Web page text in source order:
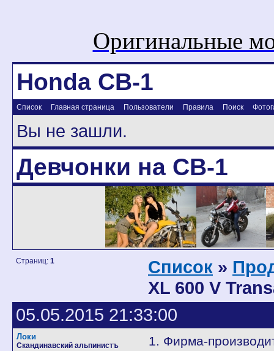
Оригинальные
Honda CB-1
Список Главная страница Пользователи Правила Поиск
Вы не зашли.
Девчонки на CB-1
Страниц: 1 Список »
XL 600 V
05.05.2015 21:33:00
Локи
Скандинавский альпинистъ
1. Фирма-